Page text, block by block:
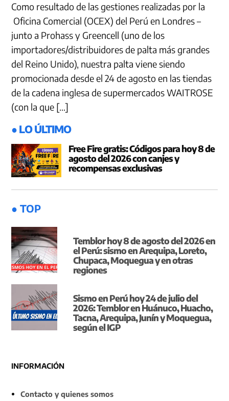
Como resultado de las gestiones realizadas por la
Oficina Comercial (OCEX) del Perú en Londres –
junto a Prohass y Greencell (uno de los
importadores/distribuidores de palta más grandes
del Reino Unido), nuestra palta viene siendo
promocionada desde el 24 de agosto en las tiendas
de la cadena inglesa de supermercados WAITROSE
(con la que […]
● LO ÚLTIMO
Free Fire gratis: Códigos para hoy 8 de
agosto del 2026 con canjes y
recompensas exclusivas
● TOP
Temblor hoy 8 de agosto del 2026 en
el Perú: sismo en Arequipa, Loreto,
Chupaca, Moquegua y en otras
regiones
Sismo en Perú hoy 24 de julio del
2026: Temblor en Huánuco, Huacho,
Tacna, Arequipa, Junín y Moquegua,
según el IGP
INFORMACIÓN
Contacto y quienes somos